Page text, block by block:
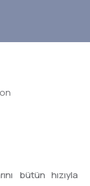
bütün hızıyla